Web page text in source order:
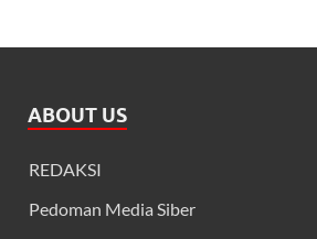
ABOUT US
REDAKSI
Pedoman Media Siber